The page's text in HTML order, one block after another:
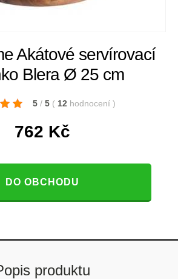
Akátové servírovací
Blera Ø 25 cm
5 / 5 ( 12 hodnocení )
762 Kč
DO OBCHODU
produktu